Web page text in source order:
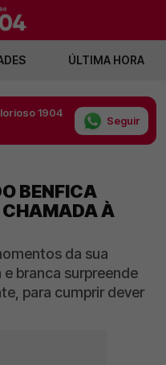
ÚLTIMA HORA
1904
Seguir
BENFICA
CHAMADA À
da sua
branca surpreende
para cumprir dever